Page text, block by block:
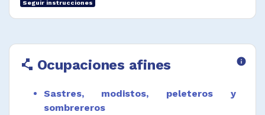
coser semiautomáticas equipadas con varios
cabezales de costura controladas por
diseños.
Interpretar diseños y preparar mecanismos
para el proceso.
Realizar tareas de mantenimiento básico,
como la sustitución de las agujas, limpieza y
Seguir instrucciones
polyline Ocupaciones afines info
Sastres, modistos, peleteros y
sombrereros